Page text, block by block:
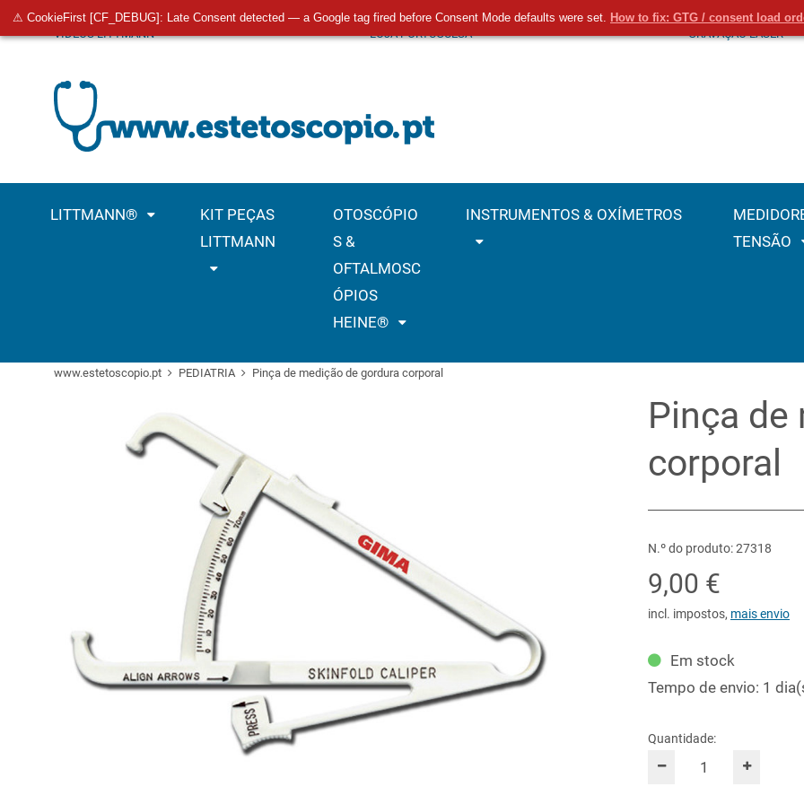
⚠ CookieFirst [CF_DEBUG]: Late Consent detected — a Google tag fired before Consent Mode defaults were set. How to fix: GTG / consent load
VÍDEOS LITTMANN LOJA PORTUGUESA GRAVAÇÃO LASER
LITTMANN®
KIT PEÇAS
LITTMANN
OTOSCÓPIO
S &
OFTALMOSC
ÓPIOS
HEINE®
INSTRUMENTOS & OXÍMETROS
TENSÃO
www.estetoscopio.pt PEDIATRIA Pinça de medição de gordura corporal
Pinça de
corporal
N.º do produto: 27318
9,00 €
incl. impostos, mais envio
Em stock
Tempo de envio: 1
Quantidade: